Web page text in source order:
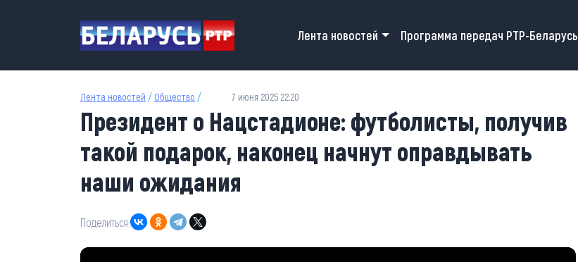
Main navigation
Лента новостей Программа передач РТР-Беларусь
Лента новостей / Общество / 7 июня 2025 22:20
Президент о Нацстадионе: футболисты, получив
такой подарок, наконец начнут оправдывать
наши ожидания
Поделиться: